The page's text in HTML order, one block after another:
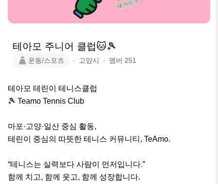
테아모 주니어 클럽🐱🎾
운동/스포츠 ∙ 고양시 ∙ 멤버 251
테아모 테린이 테니스클럽
🎾 Teamo Tennis Club
마포·고양·일산 중심 활동,
테린이 중심의 따뜻한 테니스 커뮤니티, TeAmo.
“테니스는 실력보다 사람이 먼저입니다.”
함께 치고, 함께 웃고, 함께 성장합니다.